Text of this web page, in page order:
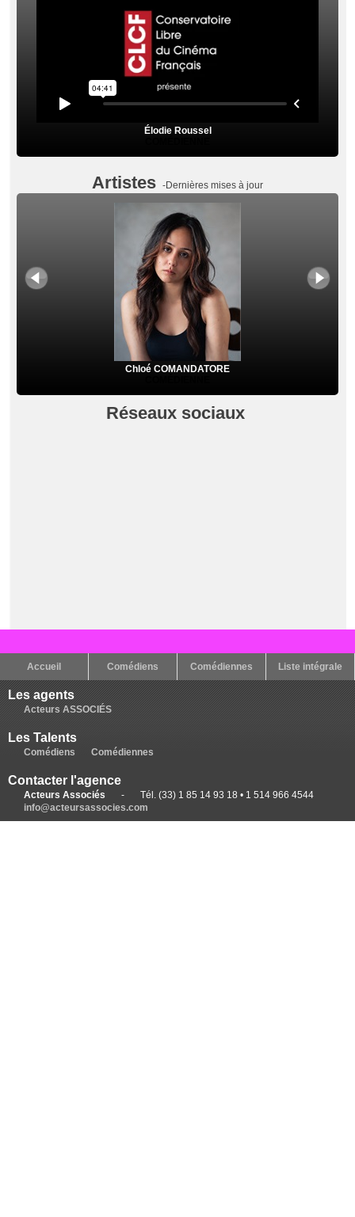
Élodie Roussel
Artistes -Dernières mises à jour
Chloé COMANDATORE
Réseaux sociaux
Accueil Comédiens Comédiennes Liste intégrale
Les agents
Acteurs ASSOCIÉS
Les Talents
Comédiens Comédiennes
Contacter l'agence
Acteurs Associés -
Tél. (33) 1 85 14 93 18 • 1 514 966 4544
info@acteursassocies.com